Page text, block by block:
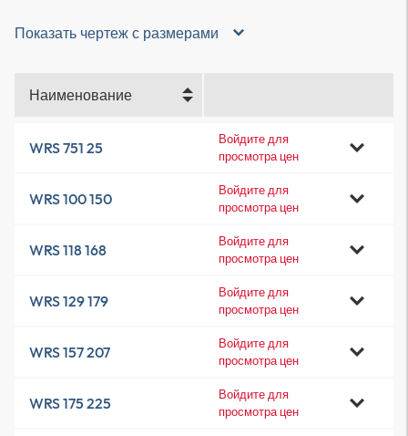
Показать чертеж с размерами
Наименование
WRS 751 25
Войдите для
просмотра цен
WRS 100 150
Войдите для
просмотра цен
WRS 118 168
Войдите для
просмотра цен
WRS 129 179
Войдите для
просмотра цен
WRS 157 207
Войдите для
просмотра цен
WRS 175 225
Войдите для
просмотра цен